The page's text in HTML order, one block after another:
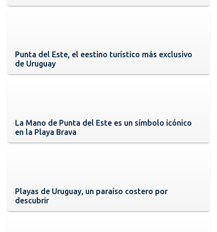
Punta del Este, el eestino turístico más exclusivo
de Uruguay
La Mano de Punta del Este es un símbolo icónico
en la Playa Brava
Playas de Uruguay, un paraíso costero por
descubrir